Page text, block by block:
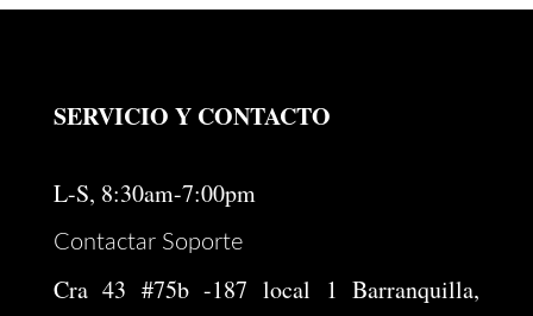
era:
es:
SERVICIO Y CONTACTO
L-S, 8:30am-7:00pm
Contactar Soporte
Cra 43 #75b -187 local 1 Barranquilla,